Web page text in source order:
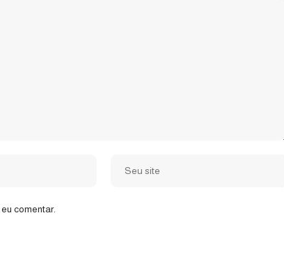
comentar.